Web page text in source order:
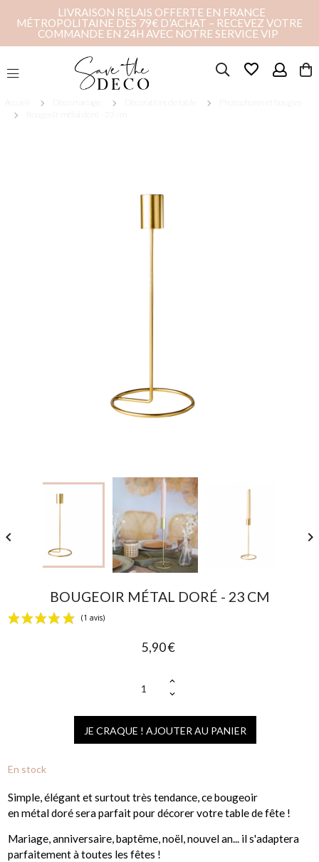
LIVRAISON RELAIS OFFERTE EN FRANCE
MÉTROPOLITAINE DÈS 79€ D’ACHAT – RECEVEZ VOTRE
COMMANDE EN 24H AVEC NOTRE SERVICE VIP
favorite_border
Accueil Déco mariage Décorations de table
Photophores et bougies
Bougeoir métal doré - 23 cm
 
BOUGEOIR MÉTAL DORÉ - 23 CM
(1 avis)
5,90 €
JE CRAQUE ! AJOUTER AU PANIER
En stock
Simple, élégant et surtout très tendance, ce bougeoir
en métal doré sera parfait pour décorer votre table de fête !
Mariage, anniversaire, baptême, noël, nouvel an... il s'adaptera
parfaitement à toutes les fêtes !